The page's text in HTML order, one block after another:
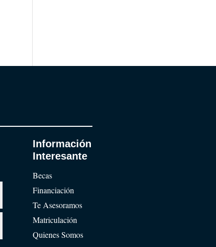
Información
Interesante
Becas
Financiación
Te Asesoramos
Matriculación
Quienes Somos